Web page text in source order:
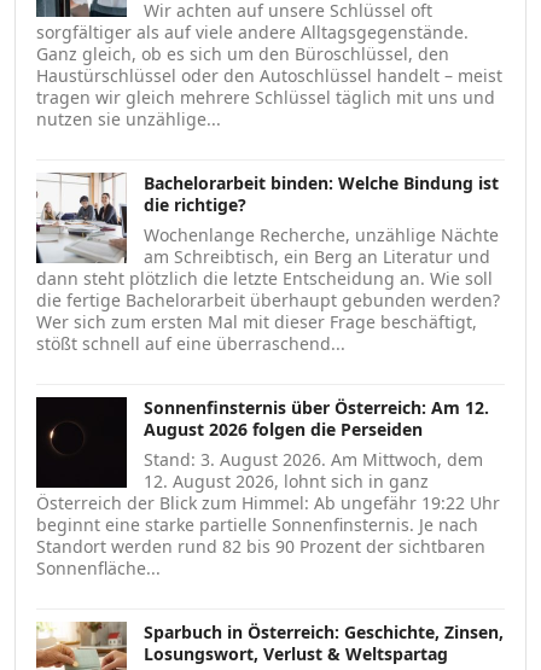
Wir achten auf unsere Schlüssel oft
sorgfältiger als auf viele andere Alltagsgegenstände.
Ganz gleich, ob es sich um den Büroschlüssel, den
Haustürschlüssel oder den Autoschlüssel handelt – meist
tragen wir gleich mehrere Schlüssel täglich mit uns und
nutzen sie unzählige...
Bachelorarbeit binden: Welche Bindung ist
die richtige?
Wochenlange Recherche, unzählige Nächte
am Schreibtisch, ein Berg an Literatur und
dann steht plötzlich die letzte Entscheidung an. Wie soll
die fertige Bachelorarbeit überhaupt gebunden werden?
Wer sich zum ersten Mal mit dieser Frage beschäftigt,
stößt schnell auf eine überraschend...
Sonnenfinsternis über Österreich: Am 12.
August 2026 folgen die Perseiden
Stand: 3. August 2026. Am Mittwoch, dem
12. August 2026, lohnt sich in ganz
Österreich der Blick zum Himmel: Ab ungefähr 19:22 Uhr
beginnt eine starke partielle Sonnenfinsternis. Je nach
Standort werden rund 82 bis 90 Prozent der sichtbaren
Sonnenfläche...
Sparbuch in Österreich: Geschichte, Zinsen,
Losungswort, Verlust & Weltspartag